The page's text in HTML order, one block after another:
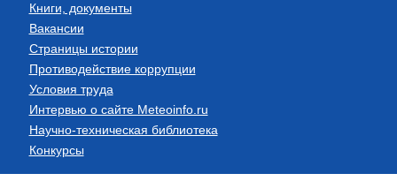
Книги, документы
Вакансии
Страницы истории
Противодействие коррупции
Условия труда
Интервью о сайте Meteoinfo.ru
Научно-техническая библиотека
Конкурсы